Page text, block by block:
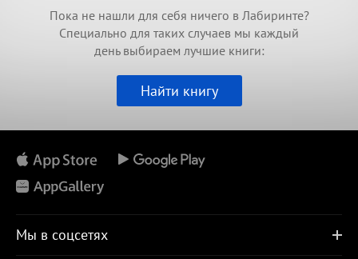
Пока не нашли для себя ничего в Лабиринте?
Специально для таких случаев мы каждый
день выбираем лучшие книги:
Найти книгу
Мы в соцсетях